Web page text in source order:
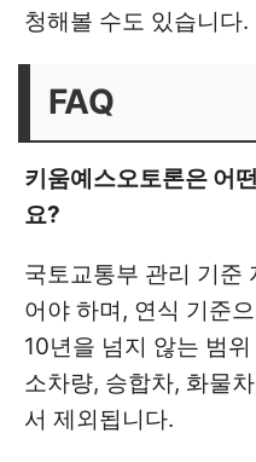
청해볼 수도 있습니다.
FAQ
키움예스오토론은 어
요?
국토교통부 관리 기준
어야 하며, 연식 기준
10년을 넘지 않는 범
소차량, 승합차, 화물
서 제외됩니다.